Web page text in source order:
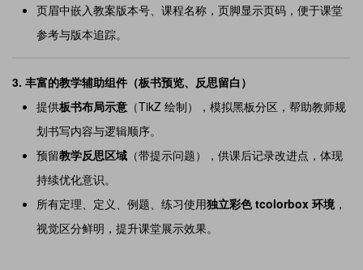
页眉中嵌入教案版本号、课程名称，页脚显示页码，便于课堂
参考与版本追踪。
3. 丰富的教学辅助组件（板书预览、反思留白）
提供板书布局示意 （TikZ 绘制），模拟黑板分区，帮助教师规
划书写内容与逻辑顺序。
预留教学反思区域 （带提示问题），供课后记录改进点，体现
持续优化意识。
所有定理、定义、例题、练习使用独立彩色 tcolorbox 环境 ，
视觉区分鲜明，提升课堂展示效果。